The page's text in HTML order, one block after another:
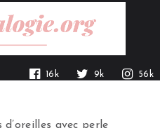
16k 9k 56k
avec perle